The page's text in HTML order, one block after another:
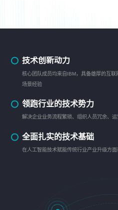
技术创新动力
核心团队成员均来自IBM，具备雄厚的互
场景经验
领跑行业的技术势力
解决企业业务流程繁琐、组织人员冗余、
全面扎实的技术基础
在人工智能技术赋能传统行业产业升级方